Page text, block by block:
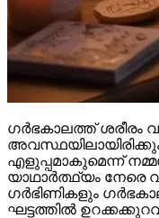
ഗർഭകാലത്ത് ശരീരം
എളുപ്പമാകുമെന്ന്
യാഥാർത്ഥ്യം നേരെ
ഗർഭിണികളും
ഘട്ടത്തിൽ